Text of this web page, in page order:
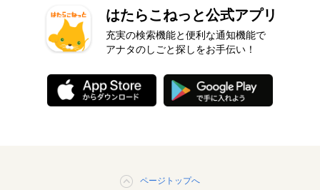
はたらこねっと公式アプリ
充実の検索機能と便利な通知機能で
アナタのしごと探しをお手伝い！
ページトップへ